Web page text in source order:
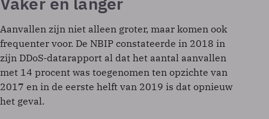
Aanvallen zijn niet alleen groter, maar komen ook
frequenter voor. De NBIP constateerde in 2018 in
zijn DDoS-datarapport al dat het aantal aanvallen
met 14 procent was toegenomen ten opzichte van
2017 en in de eerste helft van 2019 is dat opnieuw
het geval.